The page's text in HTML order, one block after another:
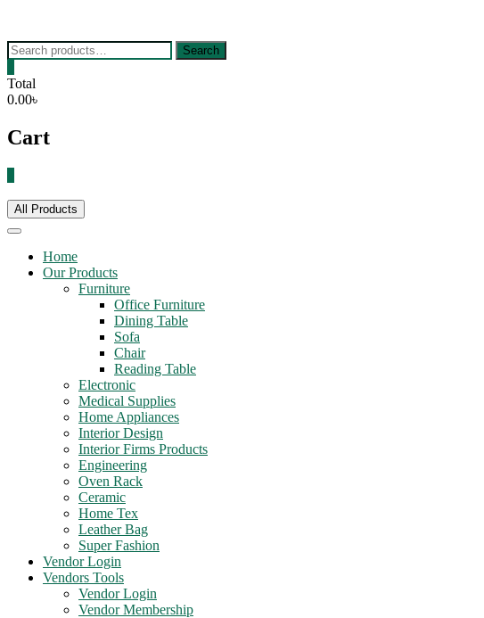
content
Search
for:
Search
Total
0.00৳
Cart
All Products
Home
Our Products
Furniture
Office Furniture
Dining Table
Sofa
Chair
Reading Table
Electronic
Medical Supplies
Home Appliances
Interior Design
Interior Firms Products
Engineering
Oven Rack
Ceramic
Home Tex
Leather Bag
Super Fashion
Vendor Login
Vendors Tools
Vendor Login
Vendor Membership